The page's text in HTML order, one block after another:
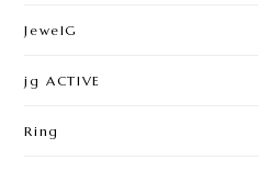
JewelG
jg ACTIVE
Ring